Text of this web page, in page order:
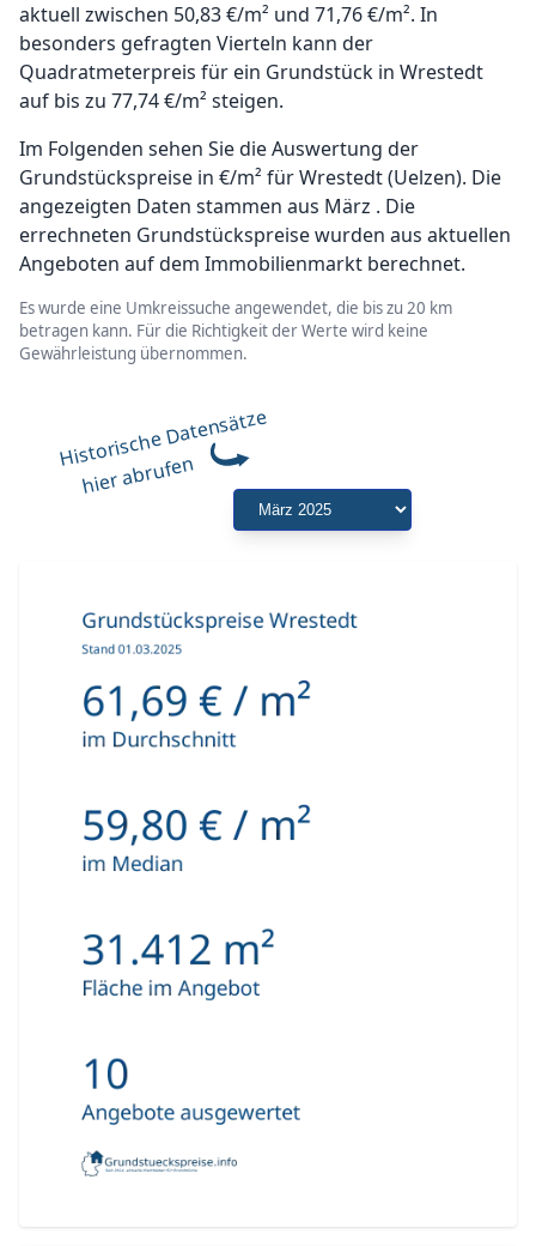
aktuell zwischen 50,83 €/m² und 71,76 €/m². In
besonders gefragten Vierteln kann der
Quadratmeterpreis für ein Grundstück in Wrestedt
auf bis zu 77,74 €/m² steigen.
Im Folgenden sehen Sie die Auswertung der
Grundstückspreise in €/m² für Wrestedt (Uelzen). Die
angezeigten Daten stammen aus März . Die
errechneten Grundstückspreise wurden aus aktuellen
Angeboten auf dem Immobilienmarkt berechnet.
Es wurde eine Umkreissuche angewendet, die bis zu 20 km
betragen kann. Für die Richtigkeit der Werte wird keine
Gewährleistung übernommen.
Historische Datensätze
hier abrufen